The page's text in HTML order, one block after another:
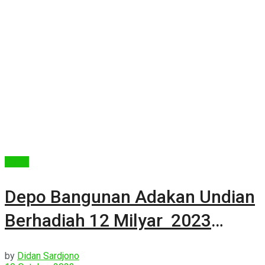
Depo Bangunan Adakan Undian
Berhadiah 12 Milyar 2023
by Didan Sardjono